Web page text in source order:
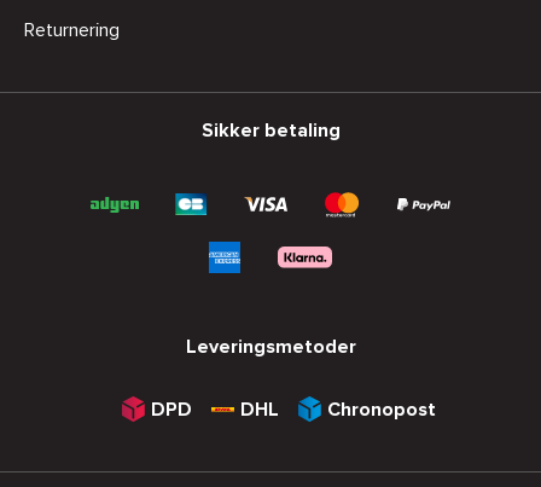
Returnering
Sikker betaling
Leveringsmetoder
DPD DHL Chronopost